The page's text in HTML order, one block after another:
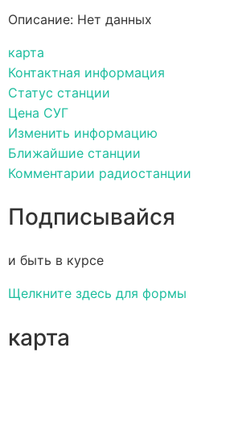
Описание: Нет данных
карта
Контактная информация
Статус станции
Цена СУГ
Изменить информацию
Ближайшие станции
Комментарии радиостанции
Подписывайся
и быть в курсе
Щелкните здесь для формы
карта